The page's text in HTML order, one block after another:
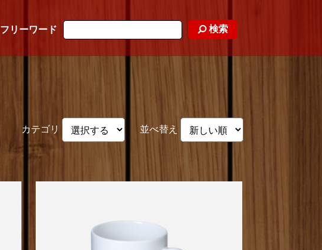
フリーワード 検索
カテゴリ 並べ替え